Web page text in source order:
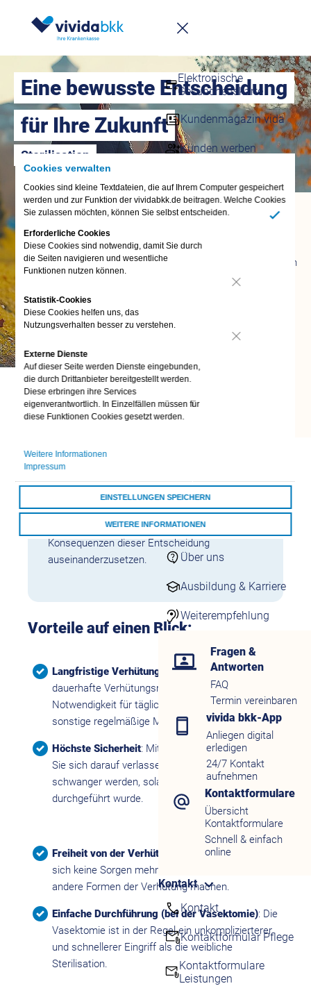
Cookies verwalten
Cookies sind kleine Textdateien, die auf Ihrem Computer gespeichert
werden und zur Funktion der vividabkk.de beitragen. Welche Cookies
Sie zulassen möchten, können Sie selbst entscheiden.
Erforderliche Cookies
Diese Cookies sind notwendig, damit Sie durch
die Seiten navigieren und wesentliche
Funktionen nutzen können.
Statistik-Cookies
Diese Cookies helfen uns, das
Nutzungsverhalten besser zu verstehen.
Externe Dienste
Auf dieser Seite werden Dienste eingebunden,
die durch Drittanbieter bereitgestellt werden.
Diese erbringen ihre Services
eigenverantwortlich. In Einzelfällen müssen für
diese Funktionen Cookies gesetzt werden.
Weitere Informationen
Impressum
EINSTELLUNGEN SPEICHERN
WEITERE INFORMATIONEN
ALLE COOKIES AKZEPTIEREN
Infomappe
Elektronische
Gesundheitskarte
Kundenmagazin vida
Kunden werben
Fragen &
Termin vereinbaren
vivida bkk-App
aufnehmen
Auszeichnungen
Darum vivida bkk
Über uns
Ausbildung & Karriere
Weiterempfehlung
Fragen &
Antworten
FAQ
Termin vereinbaren
vivida bkk-App
Anliegen digital
erledigen
24/7 Kontakt
aufnehmen
Kontaktformulare
Übersicht
Kontaktformulare
Schnell & einfach
online
Kontakt
Kontakt
Kontaktformular Pflege
Kontaktformulare
Leistungen
Eine bewusste Entscheidung
für Ihre Zukunft
Sterilisation
Menschen eine Lösung darstellt, wenn der
sowohl für Frauen als auch für Männer
durchgeführt werden, und es ist wichtig, sich
vorher gründlich mit den Auswirkungen und den
Konsequenzen dieser Entscheidung
auseinanderzusetzen.
Vorteile auf einen Blick:
Langfristige Verhütung
: Sterilisation ist eine
dauerhafte Verhütungsmethode ohne die
Notwendigkeit für tägliche, monatliche oder
sonstige regelmäßige Maßnahmen.
Höchste Sicherheit: Mit einer Sterilisation können
Sie sich darauf verlassen, dass Sie nicht ungewollt
schwanger werden, solange der Eingriff korrekt
durchgeführt wurde.
Freiheit von der Verhütungsroutine: Sie müssen
sich keine Sorgen mehr über Pillen, Kondome oder
andere Formen der Verhütung machen.
Einfache Durchführung (bei der Vasektomie): Die
Vasektomie ist in der Regel ein unkomplizierterer
und schnellerer Eingriff als die weibliche
Sterilisation.